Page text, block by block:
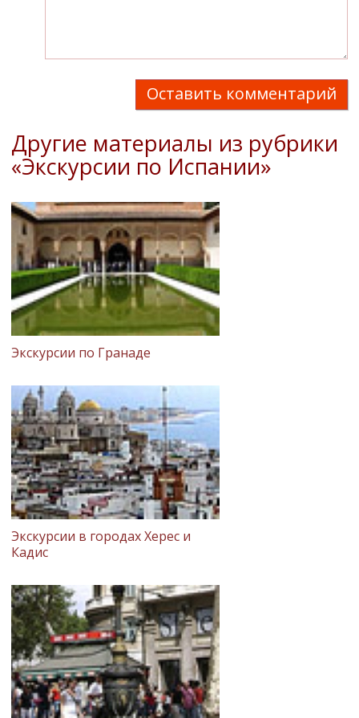
Оставить комментарий
Другие материалы из рубрики
«Экскурсии по Испании»
Экскурсии по Гранаде
Экскурсии в городах Херес и
Кадис